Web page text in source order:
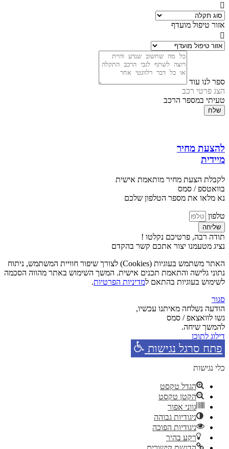
אזור טיפול מועדף
ספר לנו עוד
הצג פרטי רכב
טעיתי במספר הרכב
שלח
להצעת מחיר
מיידית
לקבלת הצעת מחיר מותאמת אישית
בוואטספ / סמס
נא מלאו את מספר הטלפון שלכם
טלפון
שליחה
תודה רבה, פרטיכם נקלטו !
נציג מטעמנו יצור אתכם קשר בהקדם
האתר משתמש בעוגיות (Cookies) לצורך שיפור חוויית המשתמש, ניתוח
נתוני גלישה והתאמת תכנים אישית. המשך השימוש באתר מהווה הסכמה
לשימוש בעוגיות בהתאם למדיניות הפרטיות.
סגור
הודעה נשלחה מאיתנו עכשיו,
גשו לוואצאפ / סמס
להמשך שיחה.
דילוג לתוכן
פתח סרגל נגישות
כלי נגישות
הגדל טקסט
הקטן טקסט
גווני אפור
ניגודיות גבוהה
ניגודיות הפוכה
רקע בהיר